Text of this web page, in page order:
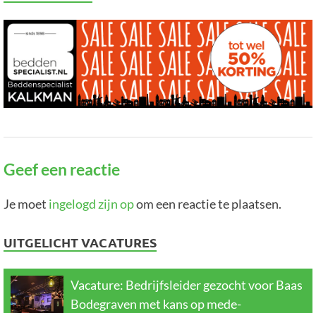
Geef een reactie
Je moet ingelogd zijn opom een reactie te plaatsen.
UITGELICHT VACATURES
Vacature: Bedrijfsleider gezocht voor Baas
Bodegraven met kans op mede-